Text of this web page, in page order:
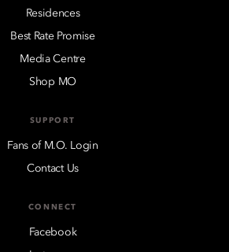
Residences
Best Rate Promise
Media Centre
Shop MO
SUPPORT
Fans of M.O. Login
Contact Us
CONNECT
Facebook